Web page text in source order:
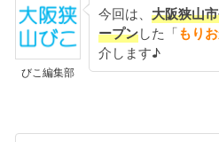
びこ編集部
今回は、大阪狭山
ープンした「もり
介します♪